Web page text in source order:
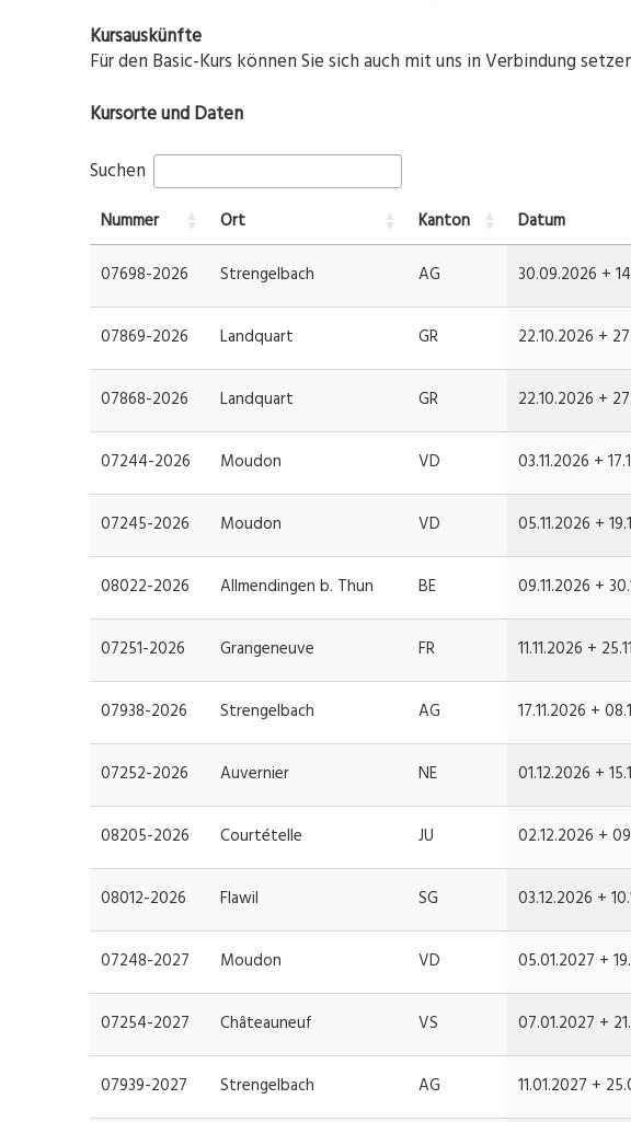
Kursauskünfte
Für den Basic-Kurs können Sie sich auch mit uns in Verbindung
Kursorte und Daten
Suchen
Nummer Ort Kanton Datum
07698-2026 Strengelbach AG 30.09.2026 +
07869-2026 Landquart GR 22.10.2026 +
07868-2026 Landquart GR 22.10.2026 +
07244-2026 Moudon VD 03.11.2026 +
07245-2026 Moudon VD 05.11.2026 +
08022-2026 Allmendingen b. Thun BE 09.11.2026 +
07251-2026 Grangeneuve FR 11.11.2026 +
07938-2026 Strengelbach AG 17.11.2026 +
07252-2026 Auvernier NE 01.12.2026 +
08205-2026 Courtételle JU 02.12.2026 +
08012-2026 Flawil SG 03.12.2026 +
07248-2027 Moudon VD 05.01.2027 +
07254-2027 Châteauneuf VS 07.01.2027 +
07939-2027 Strengelbach AG 11.01.2027 +